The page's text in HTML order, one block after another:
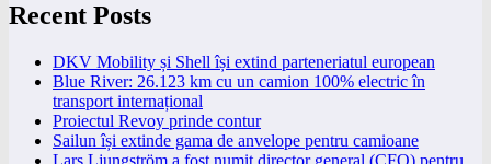
Recent Posts
DKV Mobility și Shell își extind parteneriatul european
Blue River: 26.123 km cu un camion 100% electric în
transport internațional
Proiectul Revoy prinde contur
Sailun își extinde gama de anvelope pentru camioane
Lars Ljungström a fost numit director general (CFO) pentru